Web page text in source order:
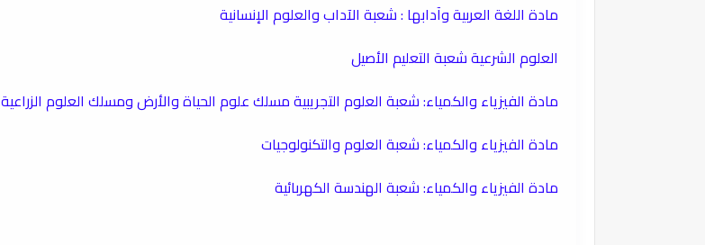
مادة اللغة العربية وآدابها : شعبة الآداب والعلوم الإنسانية
العلوم الشرعية شعبة التعليم الأصيل
مادة الفيزياء والكمياء: شعبة العلوم التجريبية مسلك علوم الحياة والأرض ومسلك العلوم الزراعية
مادة الفيزياء والكمياء: شعبة العلوم والتكنولوجيات
​مادة الفيزياء والكمياء: شعبة الهندسة الكهربائية